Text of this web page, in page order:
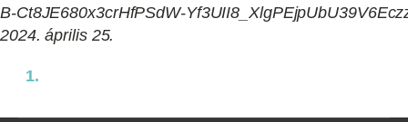
B-Ct8JE680x3crHfPSdW-
2024. április 25.